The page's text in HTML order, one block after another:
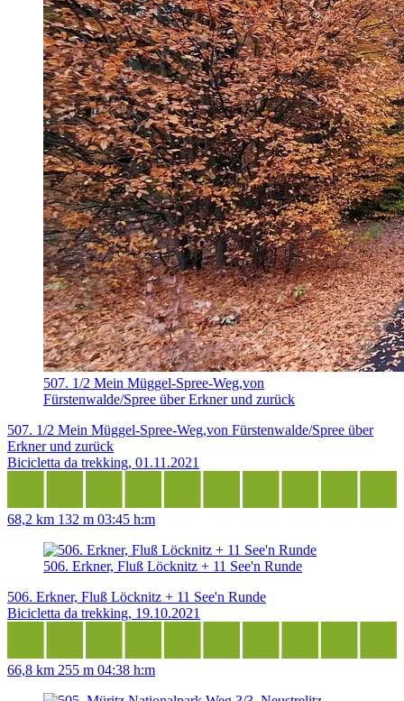
507. 1/2 Mein Müggel-Spree-Weg,von
Fürstenwalde/Spree über Erkner und zurück
507. 1/2 Mein Müggel-Spree-Weg,von Fürstenwalde/Spree über
Erkner und zurück
Bicicletta da trekking, 01.11.2021
68,2 km 132 m 03:45 h:m
506. Erkner, Fluß Löcknitz + 11 See'n Runde
506. Erkner, Fluß Löcknitz + 11 See'n Runde
Bicicletta da trekking, 19.10.2021
66,8 km 255 m 04:38 h:m